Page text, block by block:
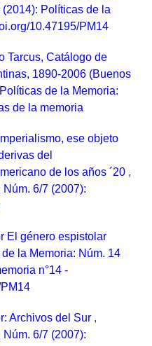
Políticas de la
10.47195/PM14
Tarcus, Catálogo de
1890-2006 (Buenos
Políticas de la Memoria:
de la memoria
ese objeto
del
de los años ´20 ,
6/7 (2007):
El género espistolar
la Memoria: Núm. 14
n°14 -
Archivos del Sur ,
6/7 (2007):